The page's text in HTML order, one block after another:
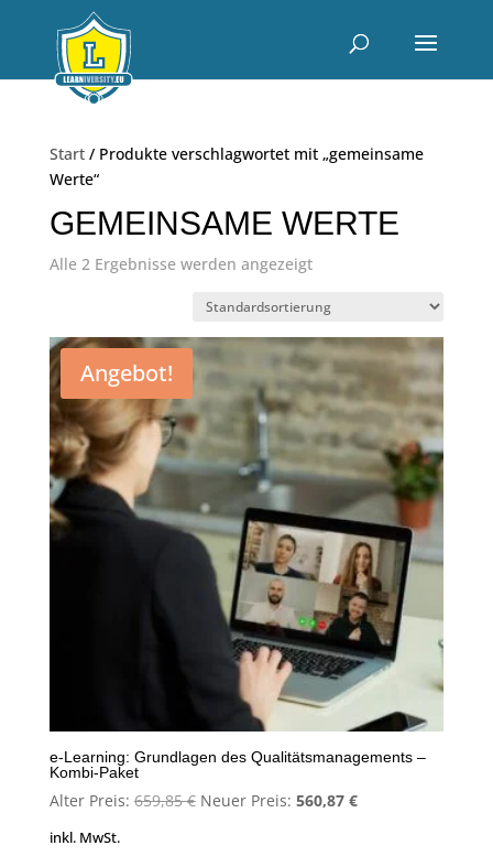
Start/ Produkte verschlagwortet mit „gemeinsame
Werte“
GEMEINSAME WERTE
Alle 2 Ergebnisse werden angezeigt
Angebot!
e-Learning: Grundlagen des Qualitätsmanagements –
Kombi-Paket
Alter Preis: 659,85€ Ursprünglicher
Neuer Preis: 560,87 €Aktueller
inkl. MwSt.